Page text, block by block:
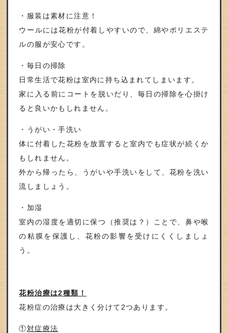
・服装は素材に注意！
ウールには花粉が付着しやすいので、綿やポリエステ
ルの服が安心です。
・毎日の掃除
日常生活で花粉は室内に持ち込まれてしまいます。
家に入る前にコートを脱いだり、毎日の掃除を心掛け
ると良いかもしれません。
・うがい・手洗い
体に付着した花粉を放置すると室内でも症状が続くか
もしれません。
外から帰ったら、うがいや手洗いをして、花粉を洗い
流しましょう。
・加湿
室内の湿度を適切に保つ（推奨は？）ことで、鼻や喉
の粘膜を保護し、花粉の影響を受けにくくしましょ
う。
花粉治療は2種類！
花粉症の治療は大きく分けて 2つあります。
①対症療法